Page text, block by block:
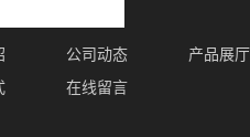
公司动态
产品展厅
在线留言